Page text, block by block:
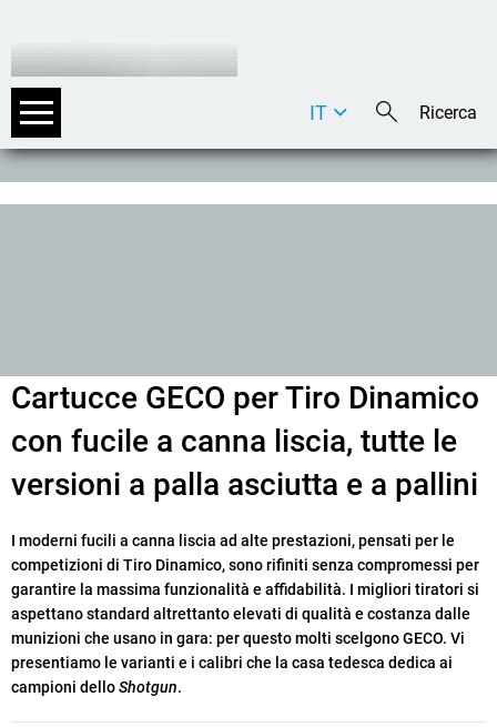
DE
IT
Cartucce GECO per Tiro Dinamico
con fucile a canna liscia, tutte le
versioni a palla asciutta e a pallini
I moderni fucili a canna liscia ad alte prestazioni, pensati per le
competizioni di Tiro Dinamico, sono rifiniti senza compromessi per
garantire la massima funzionalità e affidabilità. I migliori tiratori si
aspettano standard altrettanto elevati di qualità e costanza dalle
munizioni che usano in gara: per questo molti scelgono GECO. Vi
presentiamo le varianti e i calibri che la casa tedesca dedica ai
campioni delloShotgun.